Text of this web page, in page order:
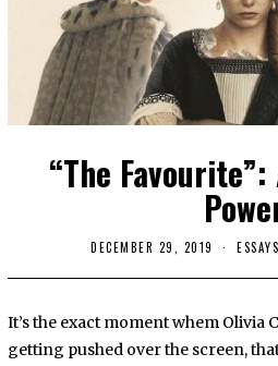
“The
DECEMBER 29, 2019
C
B
E
It’s the exact moment whem Olivia
getting pushed over the screen,